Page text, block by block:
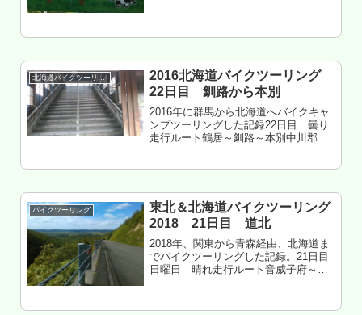
北海道バイクツーリング
2016北海道バイクツーリング
22日目 釧路から本別
2016年に群馬から北海道へバイクキャ
ンプツーリングした記録22日目 曇り
走行ルート鶴居～釧路～本別中川郡本
バイクツーリング
東北＆北海道バイクツーリング
2018 21日目 道北
2018年、関東から青森経由、北海道ま
でバイクツーリングした記録。21日目
日曜日 晴れ走行ルート音威子府～中
タイベ千畳岩キャンプ場 泊もくじ 交